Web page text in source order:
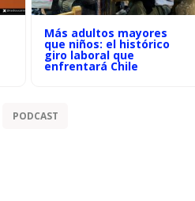
Más adultos mayores
que niños: el histórico
giro laboral que
enfrentará Chile
PODCAST